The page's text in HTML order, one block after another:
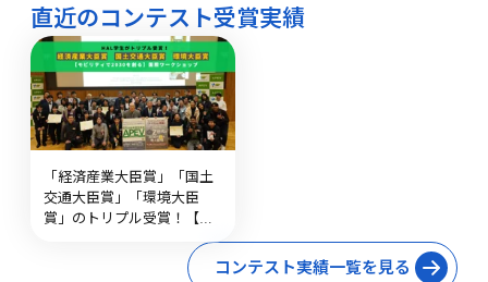
直近のコンテスト受賞実績
「経済産業大臣賞」「国土
交通大臣賞」「環境大臣
賞」のトリプル受賞！【モ
ビリティで2030を創る】国
コンテスト実績一覧を見る